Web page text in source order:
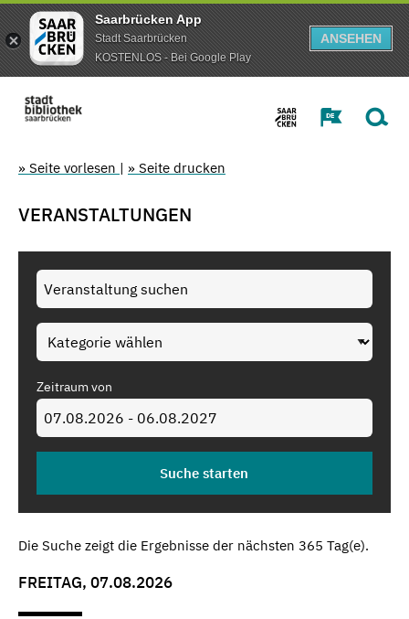
Saarbrücken App
Stadt Saarbrücken
KOSTENLOS - Bei Google Play
ANSEHEN
» Seite vorlesen | » Seite drucken
VERANSTALTUNGEN
Zeitraum von
Die Suche zeigt die Ergebnisse der nächsten 365 Tag(e).
FREITAG, 07.08.2026